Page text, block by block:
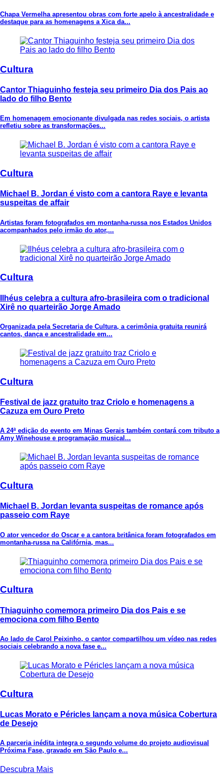
Chapa Vermelha apresentou obras com forte apelo à ancestralidade e
destaque para as homenagens a Xica da...
Cultura
Cantor Thiaguinho festeja seu primeiro Dia dos Pais ao
lado do filho Bento
Em homenagem emocionante divulgada nas redes sociais, o artista
refletiu sobre as transformações...
Cultura
Michael B. Jordan é visto com a cantora Raye e levanta
suspeitas de affair
Artistas foram fotografados em montanha-russa nos Estados Unidos
acompanhados pelo irmão do ator,...
Cultura
Ilhéus celebra a cultura afro-brasileira com o tradicional
Xirê no quarteirão Jorge Amado
Organizada pela Secretaria de Cultura, a cerimônia gratuita reunirá
cantos, dança e ancestralidade em...
Cultura
Festival de jazz gratuito traz Criolo e homenagens a
Cazuza em Ouro Preto
A 24ª edição do evento em Minas Gerais também contará com tributo a
Amy Winehouse e programação musical...
Cultura
Michael B. Jordan levanta suspeitas de romance após
passeio com Raye
O ator vencedor do Oscar e a cantora britânica foram fotografados em
montanha-russa na Califórnia, mas...
Cultura
Thiaguinho comemora primeiro Dia dos Pais e se
emociona com filho Bento
Ao lado de Carol Peixinho, o cantor compartilhou um vídeo nas redes
sociais celebrando a nova fase e...
Cultura
Lucas Morato e Péricles lançam a nova música Cobertura
de Desejo
A parceria inédita integra o segundo volume do projeto audiovisual
Próxima Fase, gravado em São Paulo e...
Descubra Mais